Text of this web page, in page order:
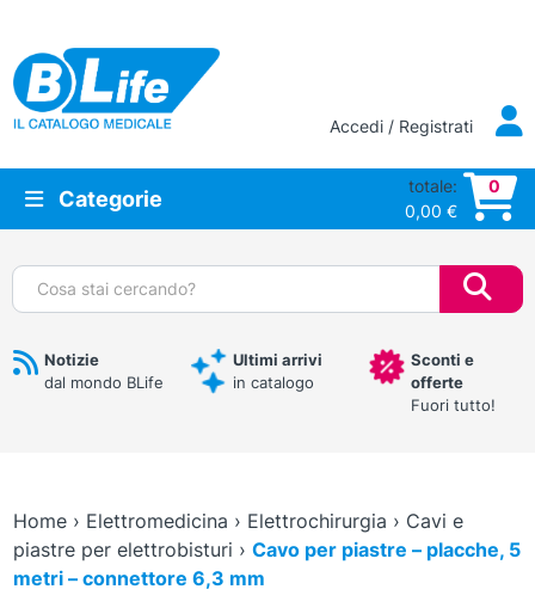
Vai al contenuto principale
Accedi / Registrati
Categorie
totale:
0,00 €
0
Cerca:
Notizie
dal mondo BLife
Ultimi arrivi
in catalogo
Sconti e
offerte
Fuori tutto!
Home› Elettromedicina › Elettrochirurgia › Cavi e
piastre per elettrobisturi › Cavo per piastre – placche, 5
metri – connettore 6,3 mm